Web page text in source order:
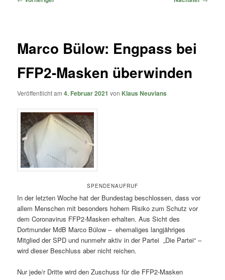
Marco Bülow: Engpass bei
FFP2-Masken überwinden
Veröffentlicht am4. Februar 2021 von Klaus Neuvians
SPENDENAUFRUF
In der letzten Woche hat der Bundestag beschlossen, dass vor
allem Menschen mit besonders hohem Risiko zum Schutz vor
dem Coronavirus FFP2-Masken erhalten. Aus Sicht des
Dortmunder MdB Marco Bülow – ehemaliges langjähriges
Mitglied der SPD und nunmehr aktiv in der Partei „Die Partei“ –
wird dieser Beschluss aber nicht reichen.
Nur jede/r Dritte wird den Zuschuss für die FFP2-Masken